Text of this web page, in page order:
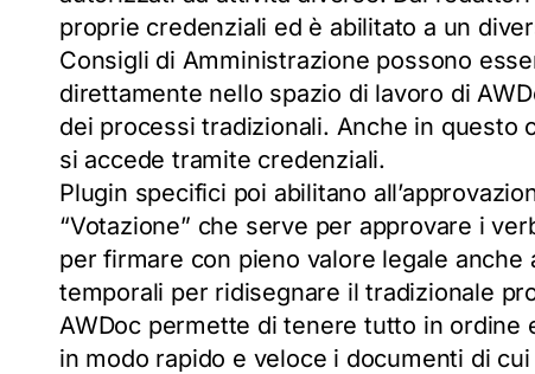
proprie credenziali ed è abilitato a un
Consigli di Amministrazione possono
direttamente nello spazio di lavoro di
dei processi tradizionali. Anche in questo
si accede tramite credenziali.
Plugin specifici poi abilitano
“Votazione” che serve per approvare i
per firmare con pieno valore legale
temporali per ridisegnare il tradizionale
AWDoc permette di tenere tutto in ordine
in modo rapido e veloce i documenti di